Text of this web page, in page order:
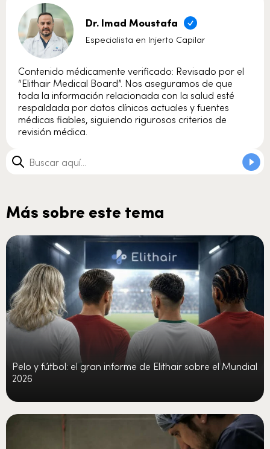
Dr. Imad Moustafa
Especialista en Injerto Capilar
Contenido médicamente verificado: Revisado por el
“Elithair Medical Board”. Nos aseguramos de que
toda la información relacionada con la salud esté
respaldada por datos clínicos actuales y fuentes
médicas fiables, siguiendo rigurosos criterios de
revisión médica.
Más sobre este tema
Pelo y fútbol: el gran informe de Elithair sobre el Mundial
2026